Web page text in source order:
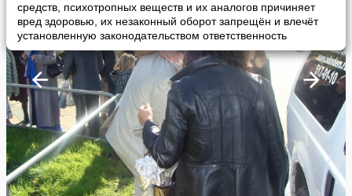
средств, психотропных веществ и их аналогов причиняет
вред здоровью, их незаконный оборот запрещён и влечёт
установленную законодательством ответственность